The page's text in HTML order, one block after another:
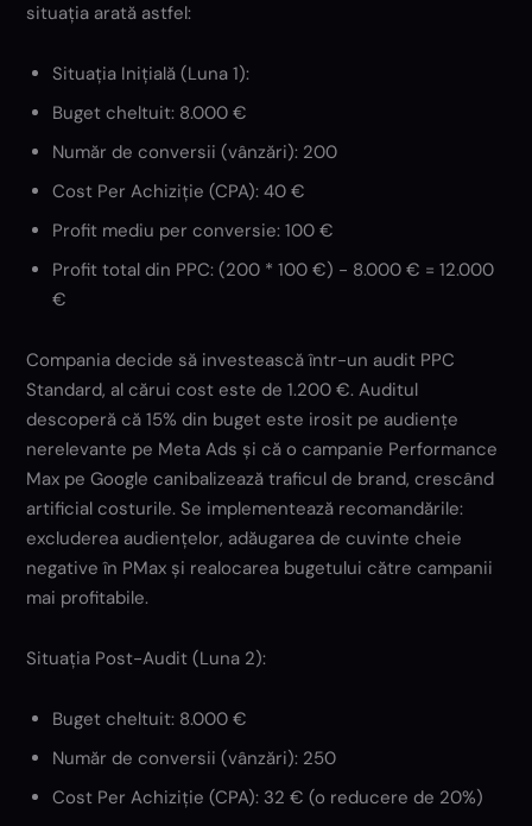
situația arată astfel:
Situația Inițială (Luna 1):
Buget cheltuit: 8.000 €
Număr de conversii (vânzări): 200
Cost Per Achiziție (CPA): 40 €
Profit mediu per conversie: 100 €
Profit total din PPC: (200 * 100 €) - 8.000 € = 12.000
€
Compania decide să investească într-un audit PPC
Standard, al cărui cost este de 1.200 €. Auditul
descoperă că 15% din buget este irosit pe audiențe
nerelevante pe Meta Ads și că o campanie Performance
Max pe Google canibalizează traficul de brand, crescând
artificial costurile. Se implementează recomandările:
excluderea audiențelor, adăugarea de cuvinte cheie
negative în PMax și realocarea bugetului către campanii
mai profitabile.
Situația Post-Audit (Luna 2):
Buget cheltuit: 8.000 €
Număr de conversii (vânzări): 250
Cost Per Achiziție (CPA): 32 € (o reducere de 20%)